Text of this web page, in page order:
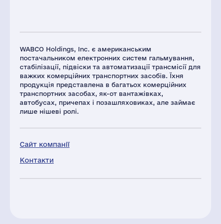
WABCO Holdings, Inc. є американським
постачальником електронних систем гальмування,
стабілізації, підвіски та автоматизації трансмісії для
важких комерційних транспортних засобів. Їхня
продукція представлена в багатьох комерційних
транспортних засобах, як-от вантажівках,
автобусах, причепах і позашляховиках, але займає
лише нішеві ролі.
Сайт компанії
Контакти